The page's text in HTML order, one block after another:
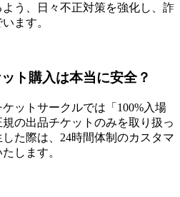
う、日々不正対策を強化し、詐
ます。
ト購入は本当に安全？
ットサークルでは「100%入場
の出品チケットのみを取り扱っ
た際は、24時間体制のカスタマ
します。